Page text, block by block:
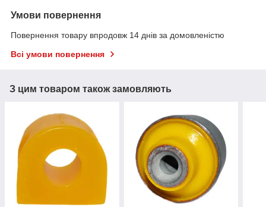
Умови повернення
Повернення товару впродовж 14 днів за домовленістю
Всі умови повернення
З цим товаром також замовляють